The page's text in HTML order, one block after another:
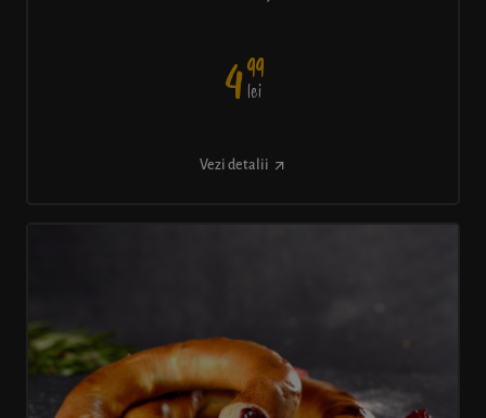
499
lei
Vezi detalii